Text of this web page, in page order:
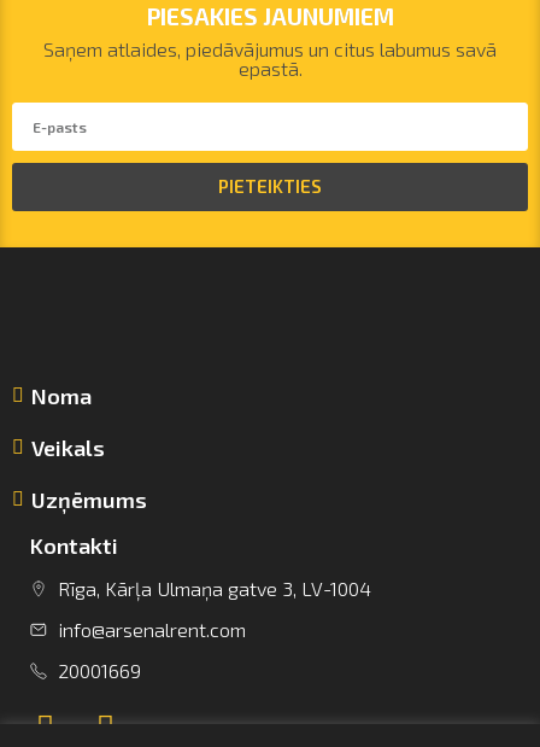
info@arsenalrent.com
+37120001669
PIESAKIES JAUNUMIEM
Saņem atlaides, piedāvājumus un citus labumus savā
epastā.
PIETEIKTIES
Noma
Veikals
Uzņēmums
Kontakti
Rīga, Kārļa Ulmaņa gatve 3, LV-1004
info@arsenalrent.com
20001669